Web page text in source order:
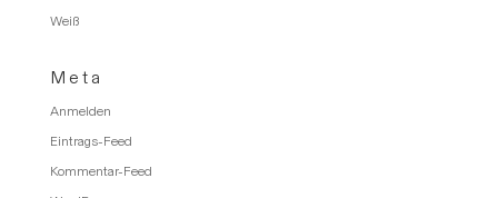
Weiß
Meta
Anmelden
Eintrags-Feed
Kommentar-Feed